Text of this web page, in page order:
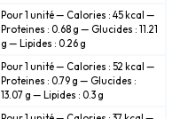
Pour 1 unité — Calories : 45 kcal —
Proteines : 0.68 g — Glucides : 11.21
g — Lipides : 0.26 g
Pour 1 unité — Calories : 52 kcal —
Proteines : 0.79 g — Glucides :
13.07 g — Lipides : 0.3 g